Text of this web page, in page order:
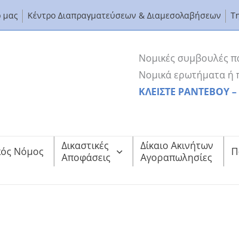
μας Κέντρο Διαπραγματεύσεων & Διαμεσολαβήσεων
Νομικές συμβουλές
Νομικά ερωτήματα ή
ΚΛΕΙΣΤΕ ΡΑΝΤΕΒΟΥ
Νόμος
Δικαστικές
Αποφάσεις
Δίκαιο Ακινήτων
Αγοραπωλησίες